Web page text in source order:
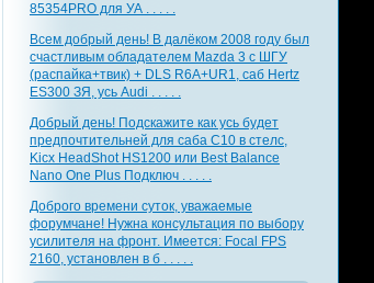
85354PRO для УА . . . . .
Всем добрый день! В далёком 2008 году был
счастливым обладателем Mazda 3 с ШГУ
(распайка+твик) + DLS R6A+UR1, саб Hertz
ES300 ЗЯ, усь Audi . . . . .
Добрый день! Подскажите как усь будет
предпочтительней для саба С10 в стелс,
Kicx HeadShot HS1200 или Best Balance
Nano One Plus Подключ . . . . .
Доброго времени суток, уважаемые
форумчане! Нужна консультация по выбору
усилителя на фронт. Имеется: Focal FPS
2160, установлен в б . . . . .